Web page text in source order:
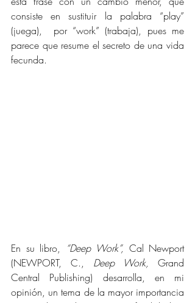
consiste en sustituir la palabra “play”
(juega),  por “work” (trabaja), pues me
parece que resume el secreto de una vida
fecunda.
En su libro, “Deep Work”, Cal Newport
(NEWPORT, C., Deep Work, Grand
Central Publishing) desarrolla, en mi
opinión, un tema de la mayor importancia